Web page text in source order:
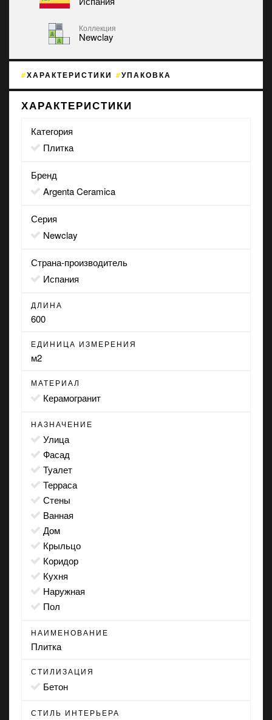
Коллекция
Newclay
ХАРАКТЕРИСТИКИ УПАКОВКА
ХАРАКТЕРИСТИКИ
Категория
Плитка
Бренд
Argenta Ceramica
Серия
Newclay
Страна-производитель
Испания
ДЛИНА
600
ЕДИНИЦА ИЗМЕРЕНИЯ
м2
МАТЕРИАЛ
Керамогранит
НАЗНАЧЕНИЕ
улица
фасад
туалет
терраса
стены
ванная
дом
крыльцо
коридор
кухня
наружная
пол
НАИМЕНОВАНИЕ
Плитка
СТИЛИЗАЦИЯ
бетон
СТИЛЬ ИНТЕРЬЕРА